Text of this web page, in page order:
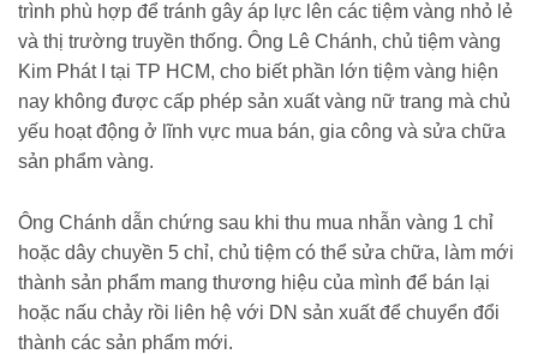
trình phù hợp để tránh gây áp lực lên các tiệm vàng nhỏ lẻ
và thị trường truyền thống. Ông Lê Chánh, chủ tiệm vàng
Kim Phát I tại TP HCM, cho biết phần lớn tiệm vàng hiện
nay không được cấp phép sản xuất vàng nữ trang mà chủ
yếu hoạt động ở lĩnh vực mua bán, gia công và sửa chữa
sản phẩm vàng.
Ông Chánh dẫn chứng sau khi thu mua nhẫn vàng 1 chỉ
hoặc dây chuyền 5 chỉ, chủ tiệm có thể sửa chữa, làm mới
thành sản phẩm mang thương hiệu của mình để bán lại
hoặc nấu chảy rồi liên hệ với DN sản xuất để chuyển đổi
thành các sản phẩm mới.